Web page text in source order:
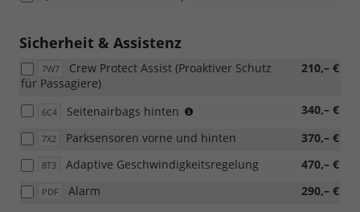
Sicherheit & Assistenz
7W7 210,– €
Crew Protect Assist (Proaktiver Schutz
für Passagiere)
6C4 340,– €
Seitenairbags hinten
7W7
7X2 370,– €
Parksensoren vorne und hinten
8T3 470,– €
Adaptive Geschwindigkeitsregelung
PDF 290,– €
Alarm